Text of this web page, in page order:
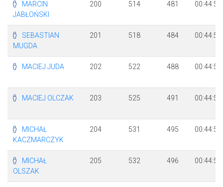
MARCIN
JABŁOŃSKI
200 514 481 00:44:52
SEBASTIAN
MUGDA
201 518 484 00:44:53
MACIEJ JUDA 202 522 488 00:44:55
MACIEJ OLCZAK 203 525 491 00:44:55
MICHAŁ
KACZMARCZYK
204 531 495 00:44:58
MICHAŁ
OLSZAK
205 532 496 00:44:58